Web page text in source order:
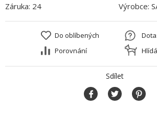
Záruka: 24 Výrobce:
Do oblíbených
Porovnání
Sdílet